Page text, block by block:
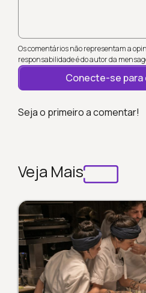
Os comentários não representam a
responsabilidade é do autor da
Conecte-se
Seja o primeiro a comentar!
Veja Mais